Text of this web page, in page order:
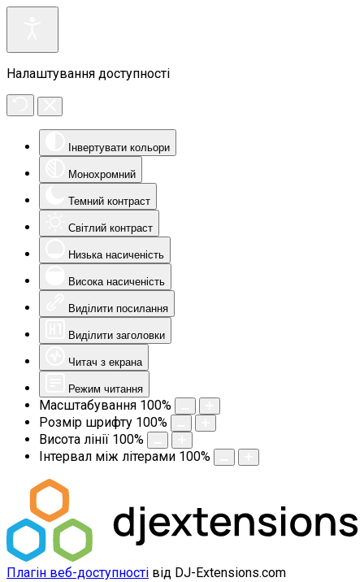
Налаштування доступності
Інвертувати кольори
Монохромний
Темний контраст
Світлий контраст
Низька насиченість
Висока насиченість
Виділити посилання
Виділити заголовки
Читач з екрана
Режим читання
Масштабування 100%
Розмір шрифту 100%
Висота лінії 100%
Інтервал між літерами 100%
Плагін веб-доступності від DJ-Extensions.com